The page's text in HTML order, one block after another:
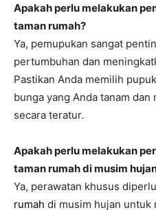
Apakah perlu melakukan
taman rumah?
Ya, pemupukan sangat
pertumbuhan dan
Pastikan Anda memilih
bunga yang Anda tanam
secara teratur.
Apakah perlu melakukan
taman rumah di musim
Ya, perawatan khusus
rumah di musim hujan untuk